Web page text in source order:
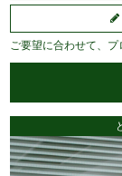
ご要望に合わせて、プ